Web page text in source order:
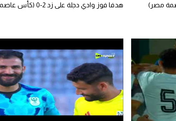
هدفا فوز وادي دجلة على زد 2-0 (كأس عاصمة مصر)